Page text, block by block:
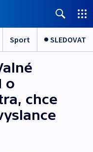
Sport SLEDOVAT
o
chce